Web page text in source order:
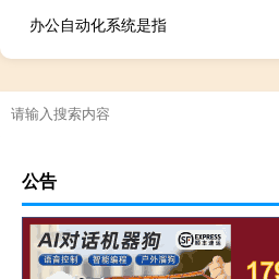
办公自动化系统是指
公告